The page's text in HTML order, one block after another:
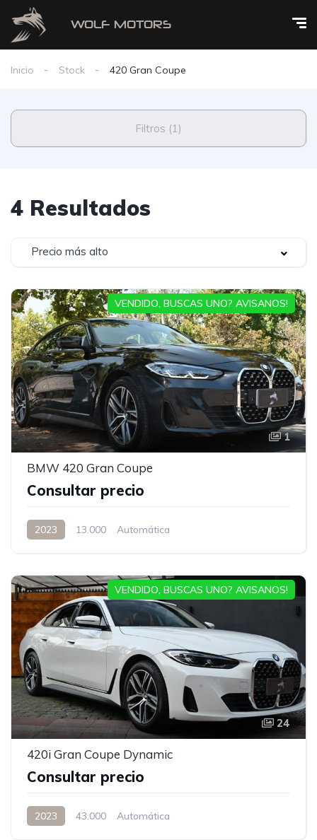
Inicio Stock 420 Gran Coupe
Filtros (1)
4 Resultados
Precio más alto
1
BMW 420 Gran Coupe
Consultar precio
2023 13.000 Automática
VENDIDO, BUSCAS UNO? AVISANOS!
24
420i Gran Coupe Dynamic
Consultar precio
2023 43.000 Automática
VENDIDO, BUSCAS UNO? AVISANOS!